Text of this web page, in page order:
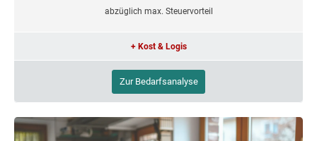
abzüglich max. Steuervorteil
+ Kost & Logis
Zur Bedarfsanalyse